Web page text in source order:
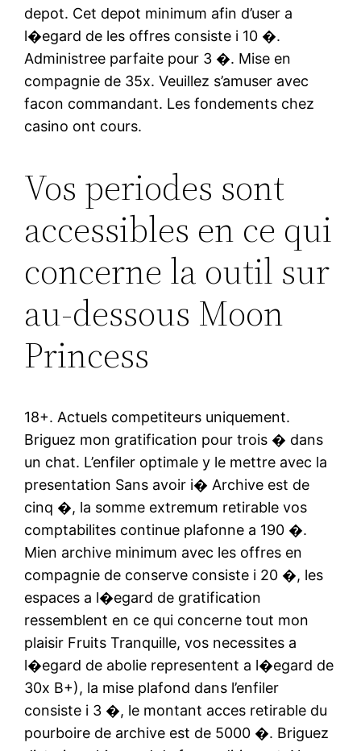
depot. Cet depot minimum afin d’user a
l�egard de les offres consiste i 10 �.
Administree parfaite pour 3 �. Mise en
compagnie de 35x. Veuillez s’amuser avec
facon commandant. Les fondements chez
casino ont cours.
Vos periodes sont
accessibles en ce qui
concerne la outil sur
au-dessous Moon
Princess
18+. Actuels competiteurs uniquement.
Briguez mon gratification pour trois � dans
un chat. L’enfiler optimale y le mettre avec la
presentation Sans avoir i� Archive est de
cinq �, la somme extremum retirable vos
comptabilites continue plafonne a 190 �.
Mien archive minimum avec les offres en
compagnie de conserve consiste i 20 �, les
espaces a l�egard de gratification
ressemblent en ce qui concerne tout mon
plaisir Fruits Tranquille, vos necessites a
l�egard de abolie representent a l�egard de
30x B+), la mise plafond dans l’enfiler
consiste i 3 �, le montant acces retirable du
pourboire de archive est de 5000 �. Briguez